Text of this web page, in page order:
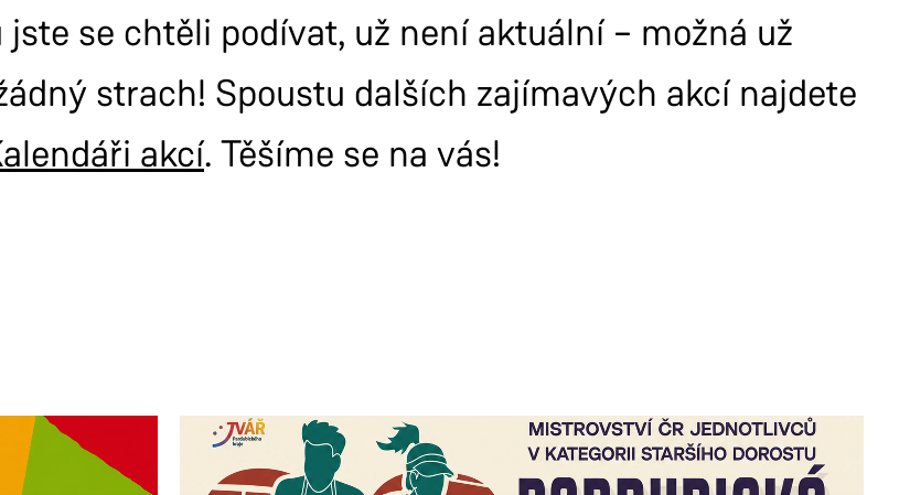
se chtěli podívat, už není aktuální – možná už
strach! Spoustu dalších zajímavých akcí najdete
akcí. Těšíme se na vás!